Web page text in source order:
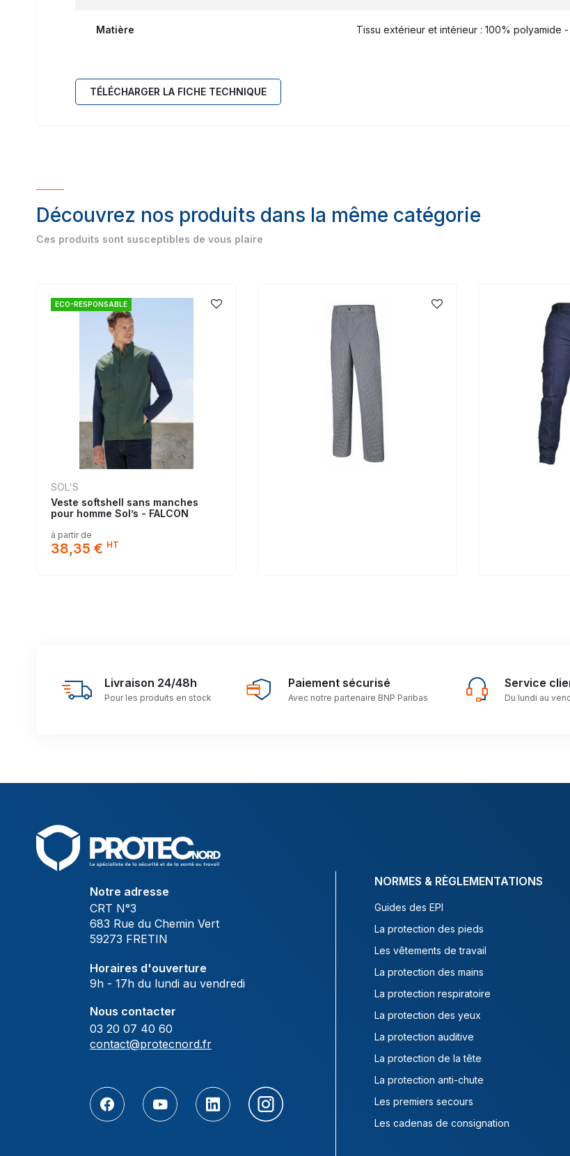
Matière Tissu extérieur et intérieur : 100% polyamide
TÉLÉCHARGER LA FICHE TECHNIQUE
Découvrez nos produits dans la même catégorie
Ces produits sont susceptibles de vous plaire
ECO-RESPONSABLE
SOL'S
Veste softshell sans manches
pour homme Sol’s - FALCON
à partir de
38,35 € HT
Livraison 24/48h
Pour les produits en stock
Paiement sécurisé
Avec notre partenaire BNP Paribas
Service
Du lundi au
Notre adresse
CRT N°3
683 Rue du Chemin Vert
59273 FRETIN
Horaires d'ouverture
9h - 17h du lundi au vendredi
Nous contacter
03 20 07 40 60
contact@protecnord.fr
NORMES & RÈGLEMENTATIONS
Guides des EPI
La protection des pieds
Les vêtements de travail
La protection des mains
La protection respiratoire
La protection des yeux
La protection auditive
La protection de la tête
La protection anti-chute
Les premiers secours
Les cadenas de consignation